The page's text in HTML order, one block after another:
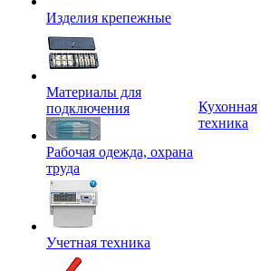
Изделия крепежные
Материалы для
подключения
Рабочая одежда, охрана
труда
Учетная техника
Кухонная
техника